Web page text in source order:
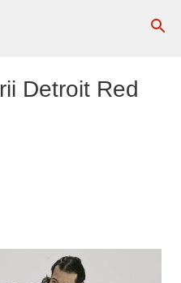
obsah
Detroit Red